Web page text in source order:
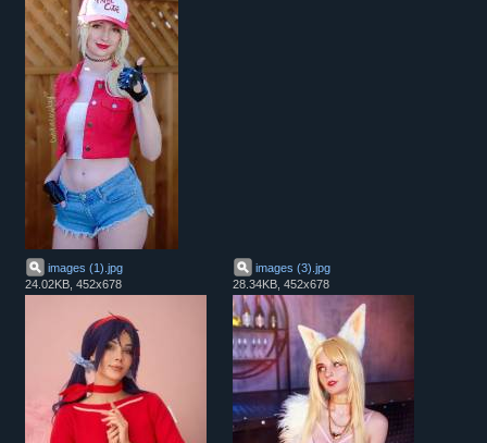
images (1) jpg
24.02KB, 452x678
images (3) jpg
28.34KB, 452x678